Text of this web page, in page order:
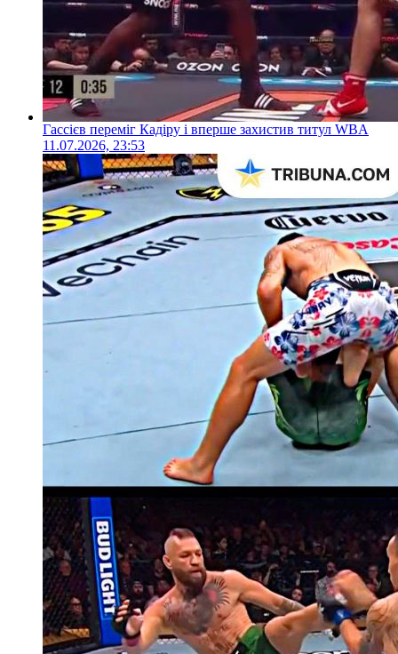
Гассієв переміг Кадіру і вперше захистив титул WBA
11.07.2026, 23:53